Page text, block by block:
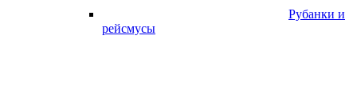
Рубанки и
рейсмусы